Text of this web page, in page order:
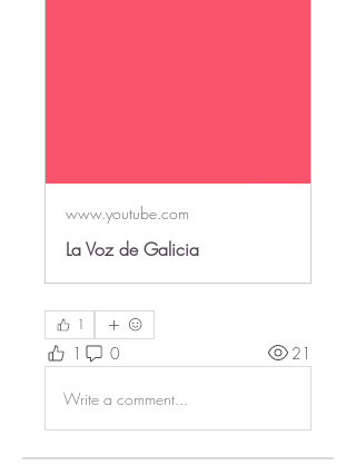
www.youtube.com
La Voz de Galicia
1
1 0 21
Write a comment...